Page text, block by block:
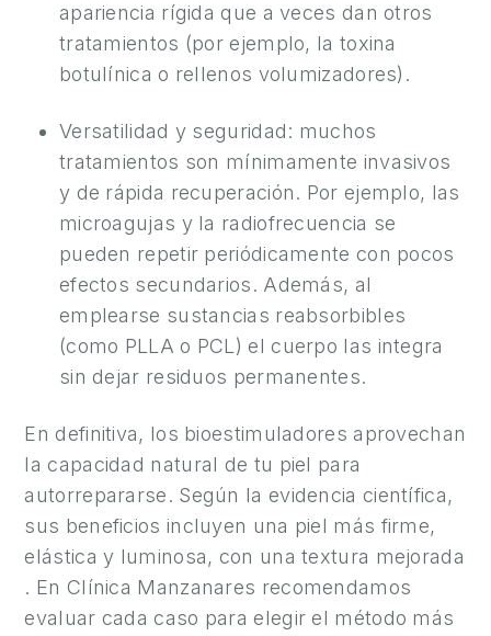
apariencia rígida que a veces dan otros
tratamientos (por ejemplo, la toxina
botulínica o rellenos volumizadores).
Versatilidad y seguridad: muchos
tratamientos son mínimamente invasivos
y de rápida recuperación. Por ejemplo, las
microagujas y la radiofrecuencia se
pueden repetir periódicamente con pocos
efectos secundarios. Además, al
emplearse sustancias reabsorbibles
(como PLLA o PCL) el cuerpo las integra
sin dejar residuos permanentes.
En definitiva, los bioestimuladores aprovechan
la capacidad natural de tu piel para
autorrepararse. Según la evidencia científica,
sus beneficios incluyen una piel más firme,
elástica y luminosa, con una textura mejorada
. En Clínica Manzanares recomendamos
evaluar cada caso para elegir el método más